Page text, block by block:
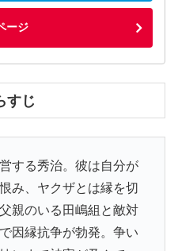
ージ
すじ
する秀治。彼は自分が
み、ヤクザとは縁を切
親のいる田嶋組と敵対
因縁抗争が勃発。争い